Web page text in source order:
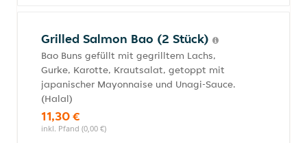
Grilled Salmon Bao (2 Stück)
Bao Buns gefüllt mit gegrilltem Lachs,
Gurke, Karotte, Krautsalat, getoppt mit
japanischer Mayonnaise und Unagi-Sauce.
(Halal)
11,30 €
inkl. Pfand (0,00 €)